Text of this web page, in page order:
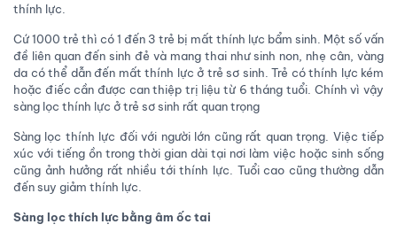
thính lực.
Cứ 1000 trẻ thì có 1 đến 3 trẻ bị mất thính lực bẩm sinh. Một số vấn
đề liên quan đến sinh đẻ và mang thai như sinh non, nhẹ cân, vàng
da có thể dẫn đến mất thính lực ở trẻ sơ sinh. Trẻ có thính lực kém
hoặc điếc cần được can thiệp trị liệu từ 6 tháng tuổi. Chính vì vậy
sàng lọc thính lực ở trẻ sơ sinh rất quan trọng
Sàng lọc thính lực đối với người lớn cũng rất quan trọng. Việc tiếp
xúc với tiếng ồn trong thời gian dài tại nơi làm việc hoặc sinh sống
cũng ảnh hưởng rất nhiều tới thính lực. Tuổi cao cũng thường dẫn
đến suy giảm thính lực.
Sàng lọc thích lực bằng âm ốc tai